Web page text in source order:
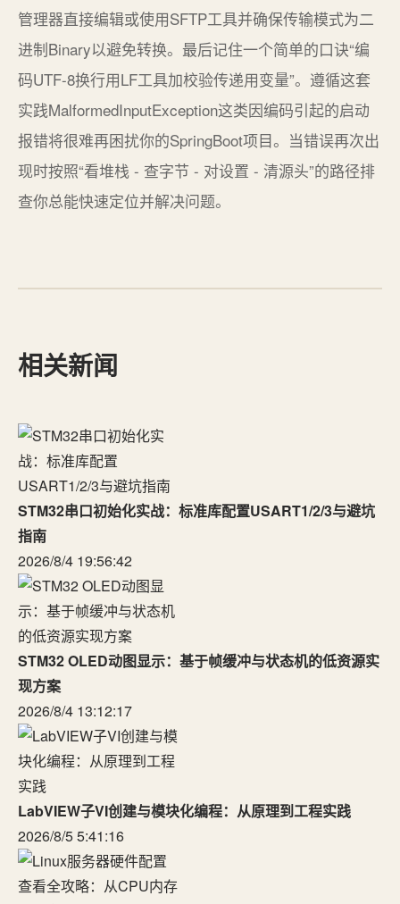
管理器直接编辑或使用SFTP工具并确保传输模式为二
进制Binary以避免转换。最后记住一个简单的口诀“编
码UTF-8换行用LF工具加校验传递用变量”。遵循这套
实践MalformedInputException这类因编码引起的启动
报错将很难再困扰你的SpringBoot项目。当错误再次出
现时按照“看堆栈 - 查字节 - 对设置 - 清源头”的路径排
查你总能快速定位并解决问题。
相关新闻
STM32串口初始化实战：标准库配置USART1/2/3与避坑
指南
2026/8/4 19:56:42
STM32 OLED动图显示：基于帧缓冲与状态机的低资源实
现方案
2026/8/4 13:12:17
LabVIEW子VI创建与模块化编程：从原理到工程实践
2026/8/5 5:41:16